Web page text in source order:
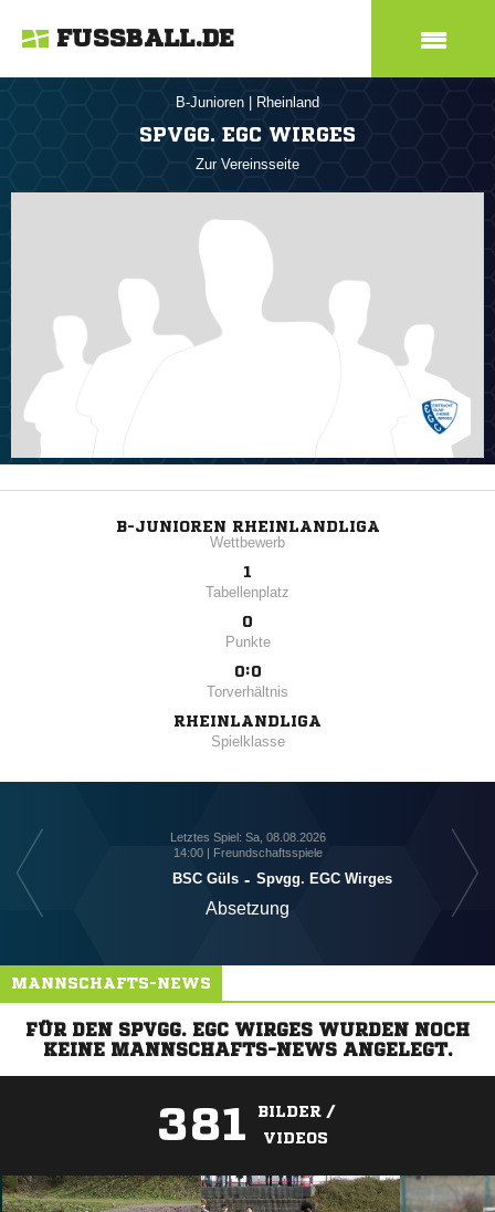
FUSSBALL.DE
B-Junioren Rheinland
SPVGG. EGC WIRGES
Zur Vereinsseite
B-JUNIOREN RHEINLANDLIGA
Wettbewerb
1
Tabellenplatz
0
Punkte
0:0
Torverhältnis
RHEINLANDLIGA
Spielklasse
Letztes Spiel: Sa, 08.08.2026
14:00 | Freundschaftsspiele
BSC Güls - Spvgg. EGC Wirges
Absetzung
MANNSCHAFTS-NEWS
FÜR DEN SPVGG. EGC WIRGES WURDEN NOCH
KEINE MANNSCHAFTS-NEWS ANGELEGT.
381
BILDER /
VIDEOS